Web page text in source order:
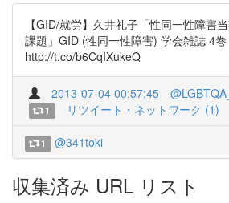
【GID/就労】久井礼子「性同一性障害
課題」GID (性同一性障害) 学会雑誌 4
http://t.co/b6CqIXukeQ
2013-07-04 00:57:45
1 リツイート・ネットワーク (1)
1 @341toki
収集済み URL リスト